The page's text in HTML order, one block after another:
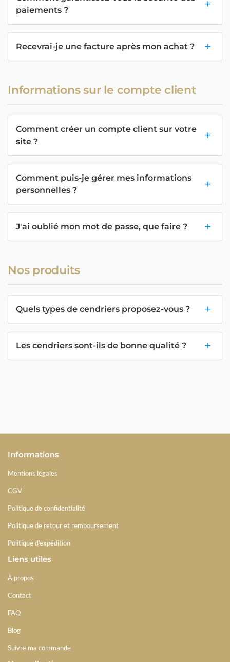
paiements ?
Recevrai-je une facture après mon achat ?
Informations sur le compte client
Comment créer un compte client sur votre
site ?
Comment puis-je gérer mes informations
personnelles ?
J'ai oublié mon mot de passe, que faire ?
Nos produits
Quels types de cendriers proposez-vous ?
Les cendriers sont-ils de bonne qualité ?
Informations
Mentions légales
CGV
Politique de confidentialité
Politique de retour et remboursement
Politique d'expédition
Liens utiles
À propos
Contact
FAQ
Blog
Suivre ma commande